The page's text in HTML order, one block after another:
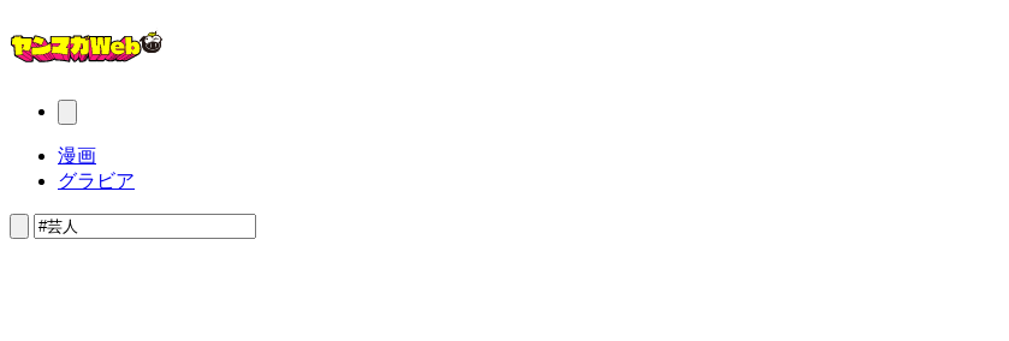
漫画
グラビア